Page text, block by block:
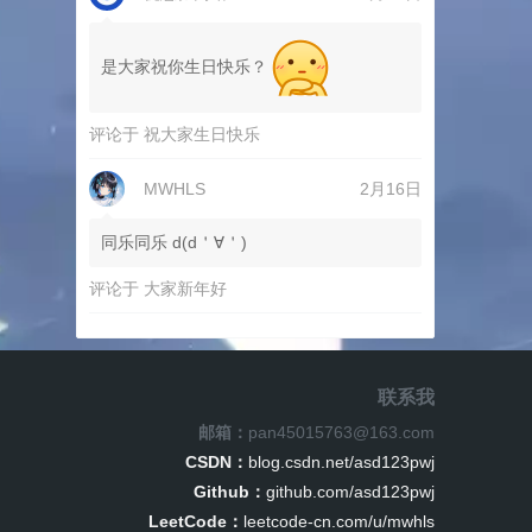
是大家祝你生日快乐？
评论于祝大家生日快乐
MWHLS 2月16日
同乐同乐 d(d＇∀＇)
评论于 大家新年好
联系我
邮箱： pan45015763@163.com
CSDN： blog.csdn.net/asd123pwj
Github： github.com/asd123pwj
LeetCode： leetcode-cn.com/u/mwhls